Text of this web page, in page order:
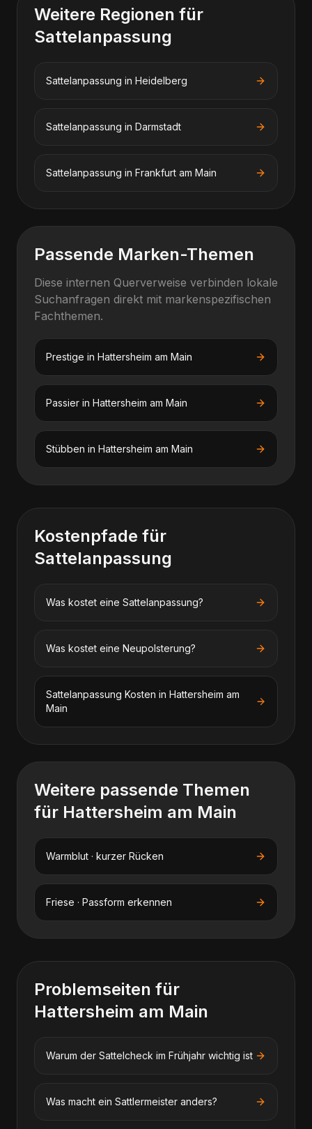
Weitere Regionen für
Sattelanpassung
Sattelanpassung in Heidelberg
Sattelanpassung in Darmstadt
Sattelanpassung in Frankfurt am Main
Passende Marken-Themen
Diese internen Querverweise verbinden lokale
Suchanfragen direkt mit markenspezifischen
Fachthemen.
Prestige in Hattersheim am Main
Passier in Hattersheim am Main
Stübben in Hattersheim am Main
Kostenpfade für
Sattelanpassung
Was kostet eine Sattelanpassung?
Was kostet eine Neupolsterung?
Sattelanpassung Kosten in Hattersheim am
Main
Weitere passende Themen
für Hattersheim am Main
Warmblut · kurzer Rücken
Friese · Passform erkennen
Problemseiten für
Hattersheim am Main
Warum der Sattelcheck im Frühjahr wichtig ist
Was macht ein Sattlermeister anders?